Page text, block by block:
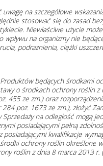
na szczegółowe
stosować się do zasad
Niewłaściwe użycie
wpływu na organizmy nie
podrażnienia, ciężki
Produktów będących środkami
o środkach ochrony roślin z
455 ze zm.) oraz
poz. 1673 ze zm.), złożyć
na odległość mogą
posiadającymi pełną
posiadającymi kwalifikacje
ochrony roślin określone
roślin z dnia 8 marca 2013 r.